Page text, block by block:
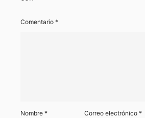
Comentario *
Nombre * Correo electrónico*